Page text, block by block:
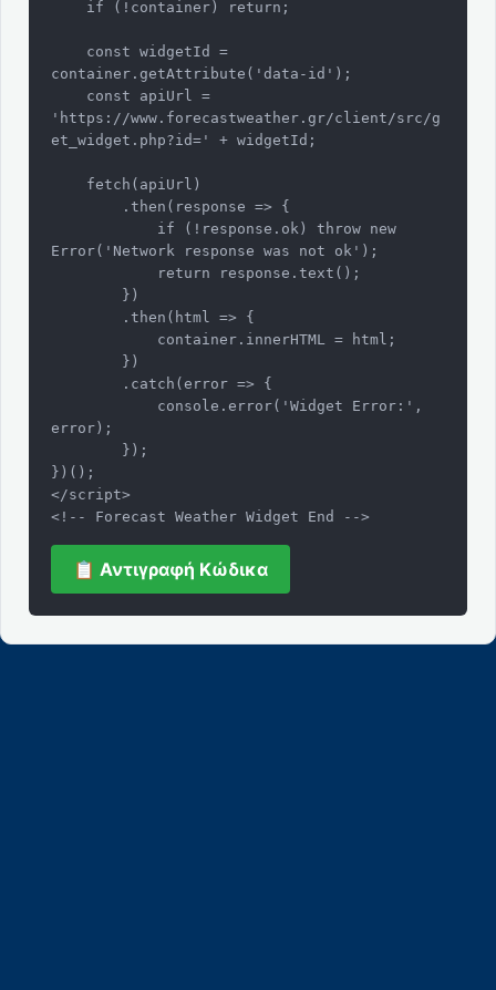
container.getAttribute('data-id');
'https://www.forecastweather.gr/client/src/g
et_widget.php?id=' + widgetId;
Error('Network response was not ok');
error);
})();
</script>
<!-- Forecast Weather Widget End -->
📋 Αντιγραφή Κώδικα